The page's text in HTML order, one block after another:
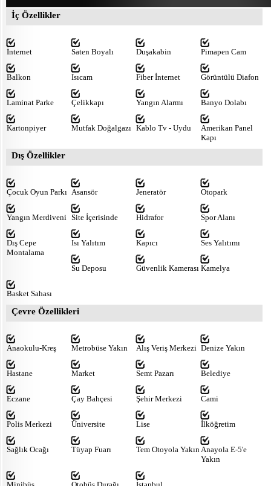
İç Özellikler
İnternet Saten Boyalı Duşakabin Pimapen Cam
Balkon Isıcam Fiber İnternet Görüntülü Diafon
Laminat Parke Çelikkapı Yangın Alarmı Banyo Dolabı
Kartonpiyer Mutfak Doğalgazı Kablo Tv - Uydu
Amerikan Panel
Kapı
Dış Özellikler
Çocuk Oyun Parkı Asansör Jeneratör Otopark
Yangın Merdiveni Site İçerisinde Hidrafor Spor Alanı
Dış Cepe
Montalama
Isı Yalıtım Kapıcı Ses Yalıtımı
Su Deposu Güvenlik Kamerası Kamelya
Basket Sahası
Çevre Özellikleri
Anaokulu-Kreş Metrobüse Yakın Alış Veriş Merkezi Denize Yakın
Hastane Market Semt Pazarı Belediye
Eczane Çay Bahçesi Şehir Merkezi Cami
Polis Merkezi Üniversite Lise İlköğretim
Sağlık Ocağı Tüyap Fuarı Tem Otoyola Yakın Anayola E-5'e
Yakın